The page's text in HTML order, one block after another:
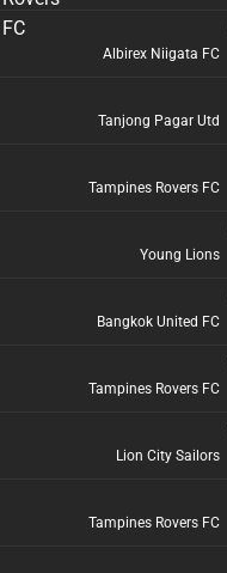
Albirex Niigata FC
Tanjong Pagar Utd
Tampines Rovers FC
Young Lions
Bangkok United FC
Tampines Rovers FC
Lion City Sailors
Tampines Rovers FC